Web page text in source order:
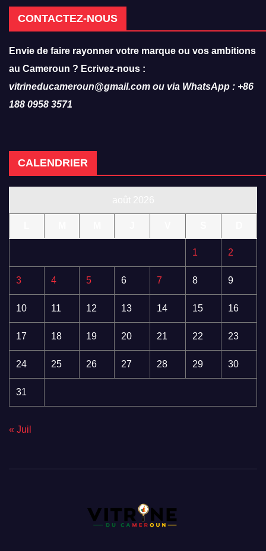
CONTACTEZ-NOUS
Envie de faire rayonner votre marque ou vos ambitions
au Cameroun ? Ecrivez-nous :
vitrineducameroun@gmail.com ou via WhatsApp : +86
188 0958 3571
CALENDRIER
1 2
3 4 5 6 7 8 9
10 11 12 13 14 15 16
17 18 19 20 21 22 23
24 25 26 27 28 29 30
31
« Juil